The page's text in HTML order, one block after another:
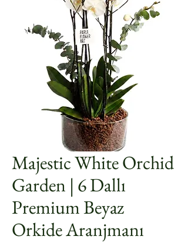
Majestic White Orchid
Garden | 6 Dallı
Premium Beyaz
Orkide Aranjmanı